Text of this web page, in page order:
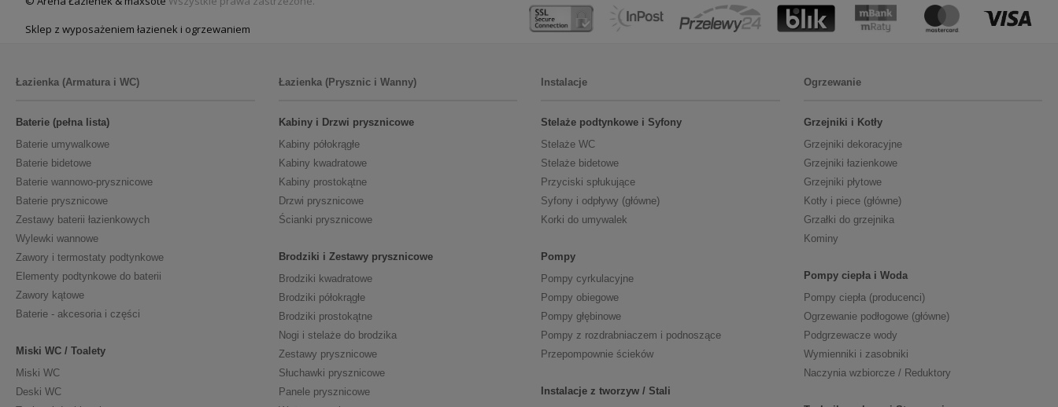
Sklep z wyposażeniem łazienek i ogrzewaniem
Łazienka (Armatura i WC)
Baterie (pełna lista)
Baterie umywalkowe
Baterie bidetowe
Baterie wannowo-prysznicowe
Baterie prysznicowe
Zestawy baterii łazienkowych
Wylewki wannowe
Zawory i termostaty podtynkowe
Elementy podtynkowe do baterii
Zawory kątowe
Baterie - akcesoria i części
Miski WC / Toalety
Miski WC
Deski WC
Łazienka (Prysznic i Wanny)
Kabiny i Drzwi prysznicowe
Kabiny półokrągłe
Kabiny kwadratowe
Kabiny prostokątne
Drzwi prysznicowe
Ścianki prysznicowe
Brodziki i Zestawy prysznicowe
Brodziki kwadratowe
Brodziki półokrągłe
Brodziki prostokątne
Nogi i stelaże do brodzika
Zestawy prysznicowe
Słuchawki prysznicowe
Panele prysznicowe
Instalacje
Stelaże podtynkowe i Syfony
Stelaże WC
Stelaże bidetowe
Przyciski spłukujące
Syfony i odpływy (główne)
Korki do umywalek
Pompy
Pompy cyrkulacyjne
Pompy obiegowe
Pompy głębinowe
Pompy z rozdrabniaczem i podnoszące
Przepompownie ścieków
Instalacje z tworzyw / Stali
Ogrzewanie
Grzejniki i Kotły
Grzejniki dekoracyjne
Grzejniki łazienkowe
Grzejniki płytowe
Kotły i piece (główne)
Grzałki do grzejnika
Kominy
Pompy ciepła i Woda
Pompy ciepła (producenci)
Ogrzewanie podłogowe (główne)
Podgrzewacze wody
Wymienniki i zasobniki
Naczynia wzbiorcze / Reduktory